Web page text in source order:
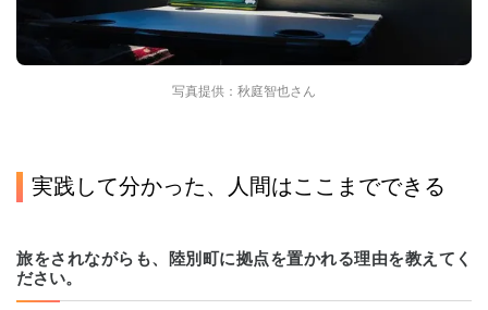
写真提供：秋庭智也さん
実践して分かった、人間はここまでできる
旅をされながらも、陸別町に拠点を置かれる理由を教えてく
ださい。